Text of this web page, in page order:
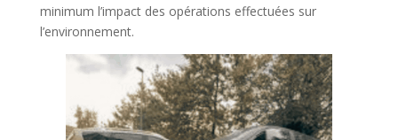
minimum l’impact des opérations effectuées sur
l’environnement.